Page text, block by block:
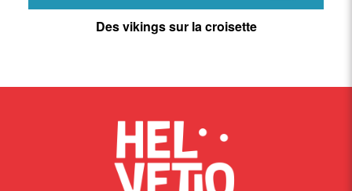
Des vikings sur la croisette